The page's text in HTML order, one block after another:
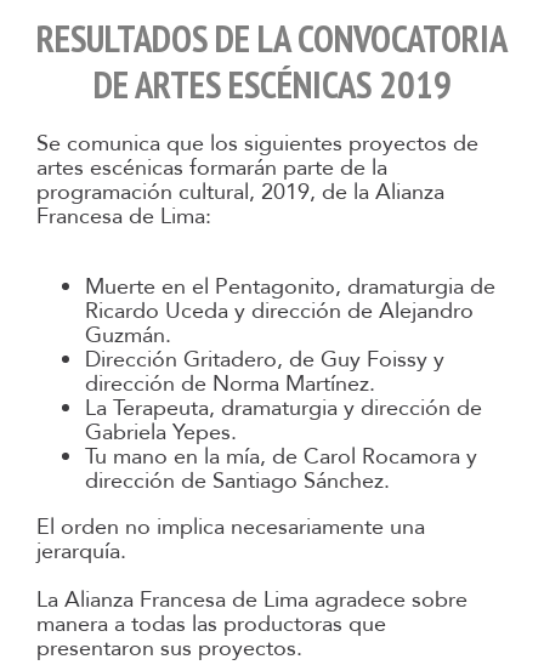
RESULTADOS DE LA CONVOCATORIA
DE ARTES ESCÉNICAS 2019
Se comunica que los siguientes proyectos de
artes escénicas formarán parte de la
programación cultural, 2019, de la Alianza
Francesa de Lima:
Muerte en el Pentagonito, dramaturgia de
Ricardo Uceda y dirección de Alejandro
Guzmán.
Dirección Gritadero, de Guy Foissy y
dirección de Norma Martínez.
La Terapeuta, dramaturgia y dirección de
Gabriela Yepes.
Tu mano en la mía, de Carol Rocamora y
dirección de Santiago Sánchez.
El orden no implica necesariamente una
jerarquía.
La Alianza Francesa de Lima agradece sobre
manera a todas las productoras que
presentaron sus proyectos.